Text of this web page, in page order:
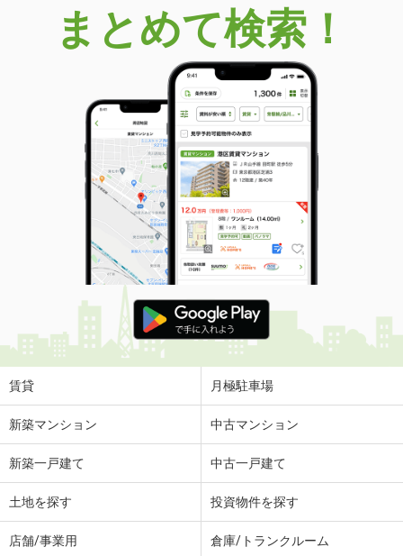
まとめて検索！
賃貸 月極駐車場
新築マンション 中古マンション
新築一戸建て 中古一戸建て
土地を探す 投資物件を探す
店舗/事業用 倉庫/トランクルーム